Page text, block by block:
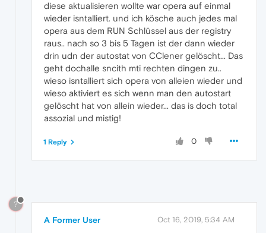
diese aktualisieren wollte war opera auf einmal
wieder isntalliert. und ich kösche auch jedes mal
opera aus dem RUN Schlüssel aus der registry
raus.. nach so 3 bis 5 Tagen ist der dann wieder
drin udn der autostat von CClener gelöscht... Das
geht dochalle sncith mti rechten dingen zu..
wieso isntalliert sich opera von alleien wieder und
wieso aktiviert es sich wenn man den autostart
gelöscht hat von allein wieder... das is doch total
assozial und mistig!
0
1 Reply
?
A Former User Oct 16, 2019, 5:34 AM